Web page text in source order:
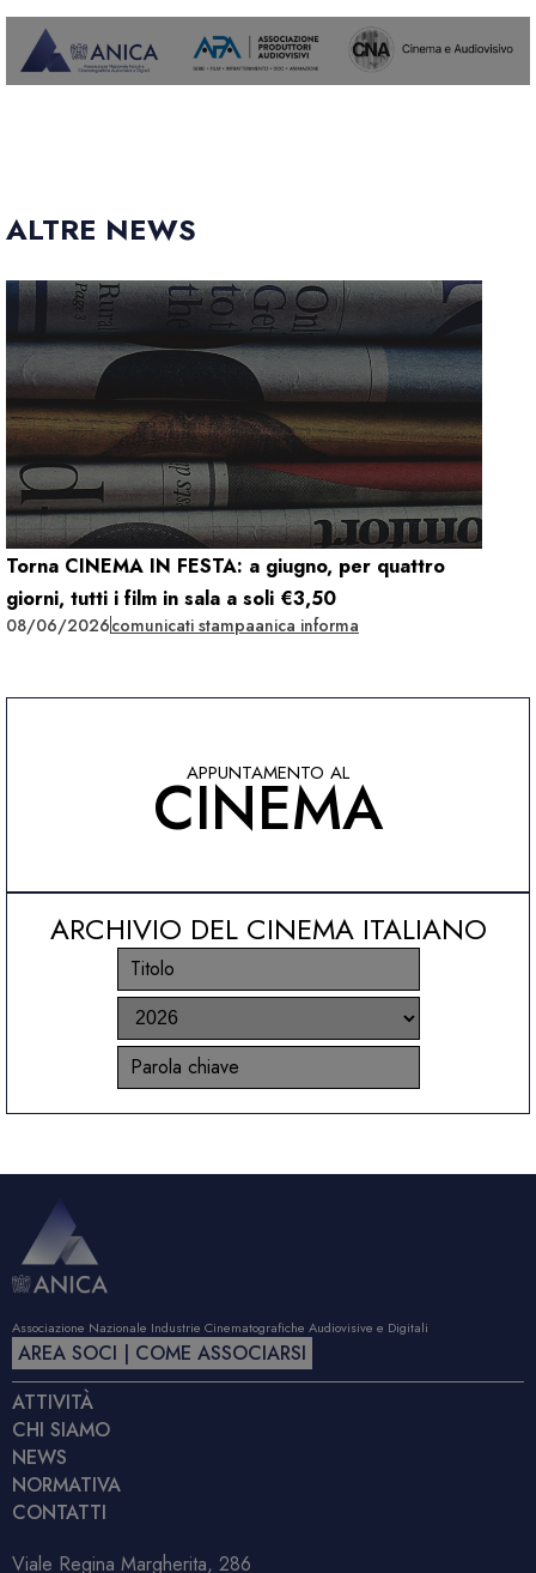
ALTRE NEWS
Torna CINEMA IN FESTA: a giugno, per quattro
giorni, tutti i film in sala a soli €3,50
08/06/2026comunicati stampaanica informa
APPUNTAMENTO AL
CINEMA
ARCHIVIO DEL CINEMA ITALIANO
Associazione Nazionale Industrie Cinematografiche Audiovisive e Digitali
AREA SOCI | COME ASSOCIARSI
ATTIVITÀ
CHI SIAMO
NEWS
NORMATIVA
CONTATTI
Viale Regina Margherita, 286